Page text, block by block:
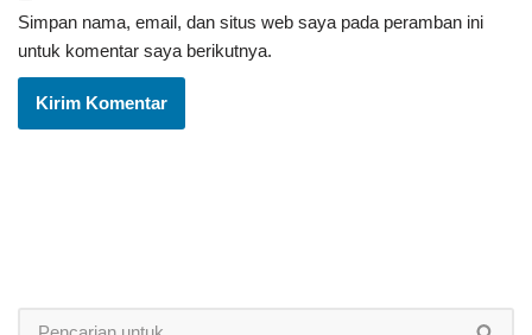
Simpan nama, email, dan situs web saya pada peramban ini
untuk komentar saya berikutnya.